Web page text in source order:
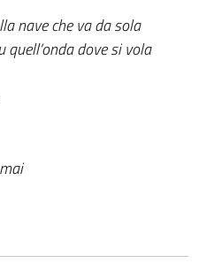
nave che va da sola
dove si vola